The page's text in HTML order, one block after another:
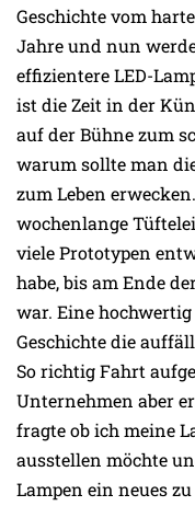
Geschichte vom
Jahre und nun
effizientere LED-
ist die Zeit in der
auf der Bühne zum
warum sollte man
zum Leben
wochenlange
viele Prototypen
habe, bis am Ende
war. Eine
Geschichte die
So richtig Fahrt
Unternehmen aber
fragte ob ich meine
ausstellen möchte
Lampen ein neues zu